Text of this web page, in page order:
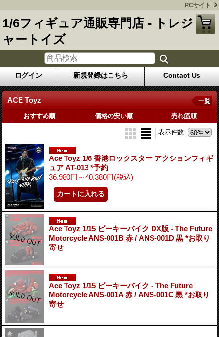
PCサイト
1/6フィギュア通販専門店 - トレジ
ャートイズ
ログイン 新規登録はこちら Contact Us
ACE Toyz 一覧
おすすめ順 価格の安い順 売れ筋順
表示件数:
Ace Toyz 1/6 香港ロックスター アクションフィギ
ュア AT-013 *予約
36,980円～40,380円(税込)
Ace Toyz 1/15 ピーキーバイク DX版 - The Future
Motorcycle ANS-001B 赤 / ANS-001D 黒 *お取り
寄せ
Ace Toyz 1/15 ピーキーバイク - The Future
Motorcycle ANS-001A 赤 / ANS-001C 黒 *お取り
寄せ